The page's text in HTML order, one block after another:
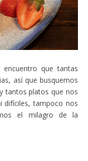
que tantas
así que busquemos
tantos platos que nos
difíciles, tampoco nos
el milagro de la